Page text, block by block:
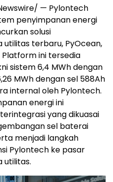
— Pylontech
penyimpanan energi
solusi
terbaru, PyOcean,
ini tersedia
sistem 6,4 MWh dengan
MWh dengan sel 588Ah
internal oleh Pylontech.
energi ini
yang dikuasai
sel baterai
menjadi langkah
Pylontech ke pasar
utilitas.